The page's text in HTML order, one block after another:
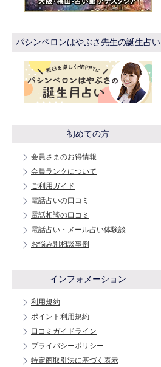
パシンペロンはやぶさ先生の誕生占い
初めての方
会員さまのお得情報
会員ランクについて
ご利用ガイド
電話占いの口コミ
電話相談の口コミ
電話占い・メール占い体験談
お悩み別相談事例
インフォメーション
利用規約
ポイント利用規約
口コミガイドライン
プライバシーポリシー
特定商取引法に基づく表示